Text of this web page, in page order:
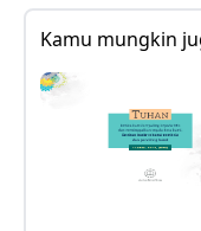
Kamu mungkin